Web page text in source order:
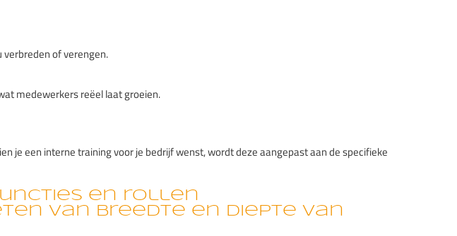
of verengen.
medewerkers reëel laat groeien.
je een interne training voor je bedrijf wenst, wordt deze aangepast aan de specifieke
functies en rollen
van breedte en diepte van